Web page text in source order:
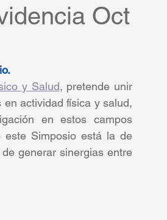
Oct
y Salud, pretende unir
actividad física y salud,
en estos campos
este Simposio está la de
generar sinergias entre